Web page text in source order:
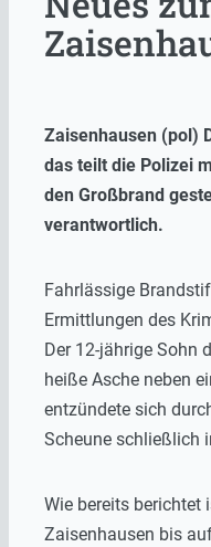
Zaisenhausen (pol)
das teilt die Polizei
den Großbrand
verantwortlich.
Fahrlässige
Ermittlungen des
Der 12-jährige Sohn
heiße Asche neben
entzündete sich
Scheune schließlich
Wie bereits berichtet
Zaisenhausen bis